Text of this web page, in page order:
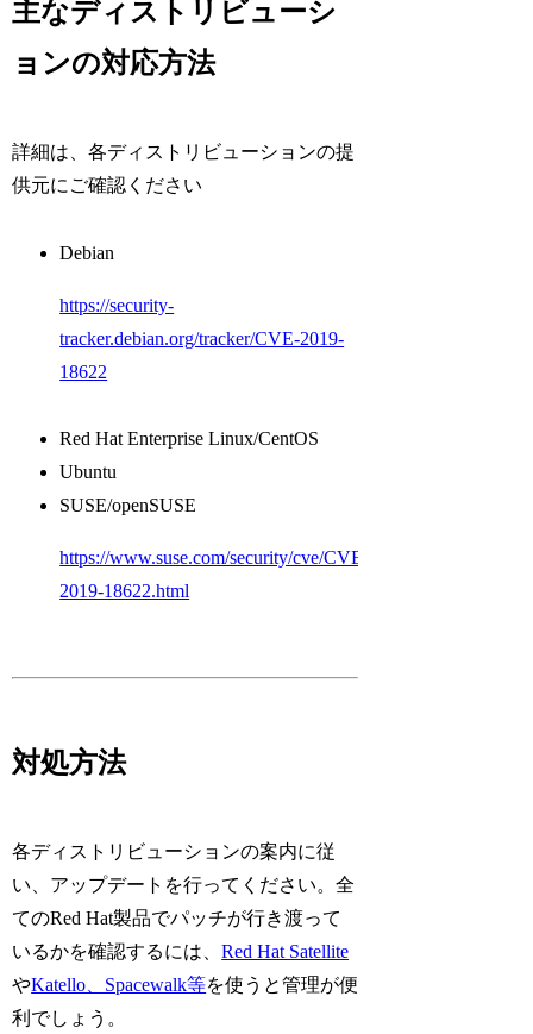
主なディストリビューシ
ョンの対応方法
詳細は、各ディストリビューションの提
供元にご確認ください
Debian
https://security-
tracker.debian.org/tracker/CVE-2019-
18622
Red Hat Enterprise Linux/CentOS
Ubuntu
SUSE/openSUSE
https://www.suse.com/security/cve/CVE-
2019-18622.html
対処方法
各ディストリビューションの案内に従
い、アップデートを行ってください。全
てのRed Hat製品でパッチが行き渡って
いるかを確認するには、Red Hat Satellite
やKatello、Spacewalk等を使うと管理が便
利でしょう。